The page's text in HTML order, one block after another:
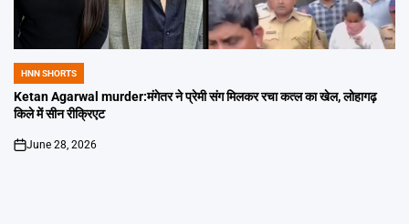
POSTED
IN
HNN SHORTS
Ketan Agarwal murder:मंगेतर ने प्रेमी संग मिलकर रचा कत्ल का खेल, लोहागढ़
किले में सीन रीक्रिएट
on
June 28, 2026